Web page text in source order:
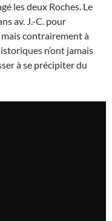
les deux Roches. Le
av. J.-C. pour
mais contrairement à
n’ont jamais
à se précipiter du